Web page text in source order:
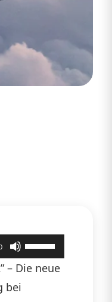
Pfeiltasten
Hoch/Runter
– Die neue
bei